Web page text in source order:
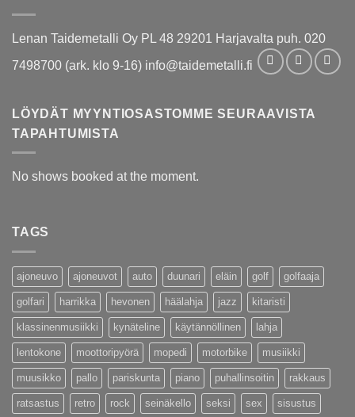
Lenan Taidemetalli Oy PL 48 29201 Harjavalta puh. 020
7498700 (ark. klo 9-16) info@taidemetalli.fi
LÖYDÄT MYYNTIOSASTOMME SEURAAVISTA
TAPAHTUMISTA
No shows booked at the moment.
TAGS
ajoneuvo ajoneuvot auto duunari eläin golf golfaaja
golfari harrikka hevonen häälahja jazz kitaristi
klassinenmusiikki kynäteline käytännöllinen lahja
lentokone moottoripyörä mopedi motorbike musiikki
muusikko pallo pariskunta piano puhallinsoitin rakkaus
ratsastus retro rock seinäkello seksi sex sisustus